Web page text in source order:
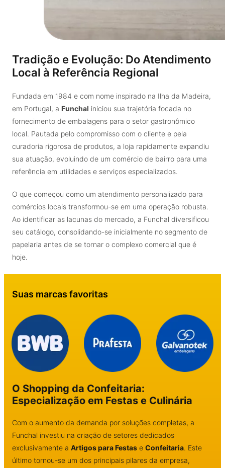
Tradição e Evolução: Do Atendimento
Local à Referência Regional
Fundada em 1984 e com nome inspirado na Ilha da Madeira,
em Portugal, a Funchal iniciou sua trajetória focada no
fornecimento de embalagens para o setor gastronômico
local. Pautada pelo compromisso com o cliente e pela
curadoria rigorosa de produtos, a loja rapidamente expandiu
sua atuação, evoluindo de um comércio de bairro para uma
referência em utilidades e serviços especializados.
O que começou como um atendimento personalizado para
comércios locais transformou-se em uma operação robusta.
Ao identificar as lacunas do mercado, a Funchal diversificou
seu catálogo, consolidando-se inicialmente no segmento de
papelaria antes de se tornar o complexo comercial que é
hoje.
Suas marcas favoritas
O Shopping da Confeitaria:
Especialização em Festas e Culinária
Com o aumento da demanda por soluções completas, a
Funchal investiu na criação de setores dedicados
exclusivamente a Artigos para Festas e Confeitaria. Este
último tornou-se um dos principais pilares da empresa,